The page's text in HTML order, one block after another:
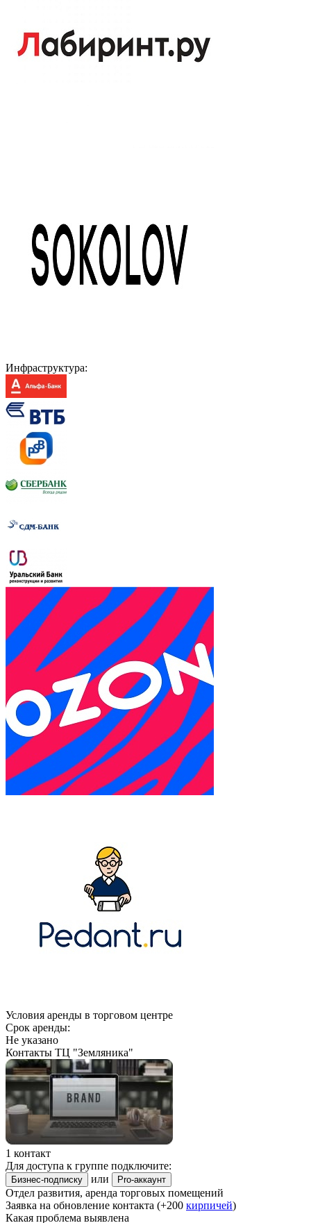
Инфраструктура:
Условия аренды в торговом центре
Срок аренды:
Не указано
Контакты ТЦ "Земляника"
1 контакт
Для доступа к группе подключите:
Бизнес-подписку или Pro-аккаунт
Отдел развития, аренда торговых помещений
Заявка на обновление контакта (+200 кирпичей)
Какая проблема выявлена